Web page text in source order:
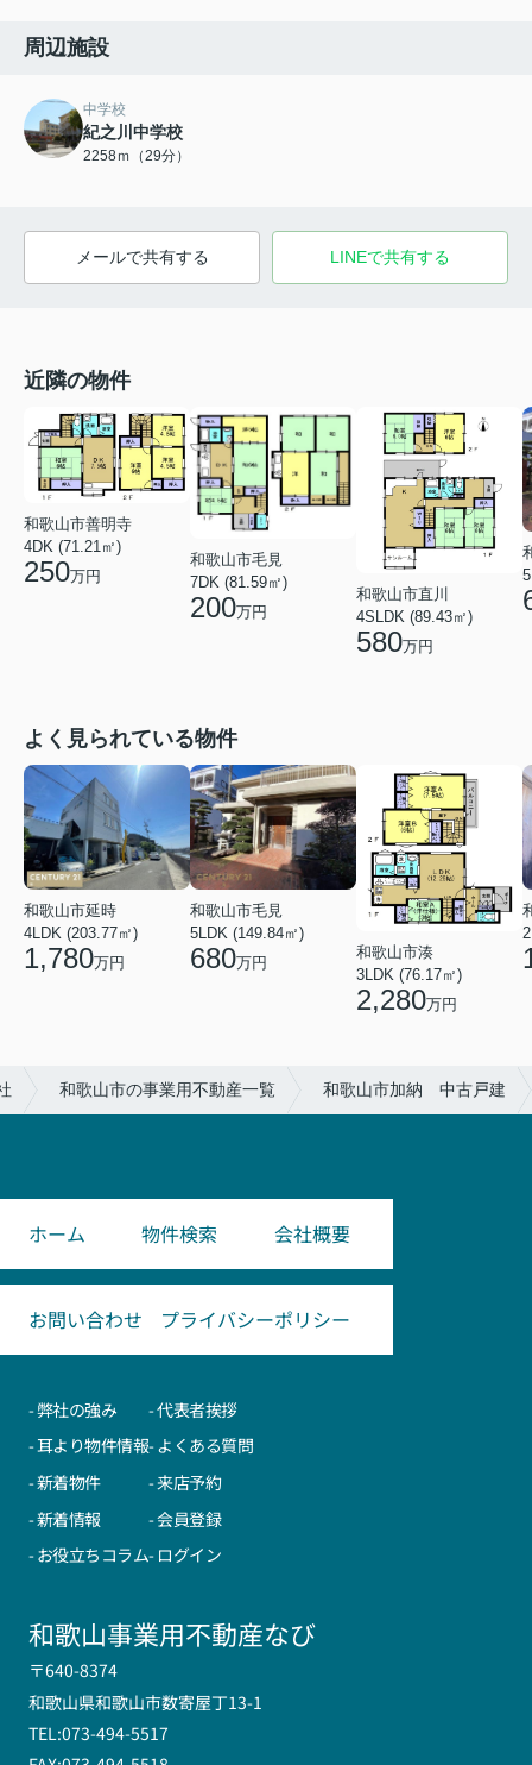
周辺施設
中学校
紀之川中学校
2258ｍ（29分）
メールで共有する LINEで共有する
近隣の物件
和歌山市善明寺
4DK (71.21㎡)
250万円
和歌山市毛見
7DK (81.59㎡)
200万円
和歌山市直川
4SLDK (89.43㎡)
580万円
よく見られている物件
和歌山市延時
4LDK (203.77㎡)
1,780万円
和歌山市毛見
5LDK (149.84㎡)
680万円
和歌山市湊
3LDK (76.17㎡)
2,280万円
和歌山市の事業用不動産一覧 和歌山市加納 中古戸建
ホーム 物件検索 会社概要
お問い合わせ プライバシーポリシー
- 弊社の強み
- 耳より物件情報
- 新着物件
- 新着情報
- お役立ちコラム
- 代表者挨拶
- よくある質問
- 来店予約
- 会員登録
- ログイン
和歌山事業用不動産なび
〒640-8374
和歌山県和歌山市数寄屋丁13-1
TEL:073-494-5517